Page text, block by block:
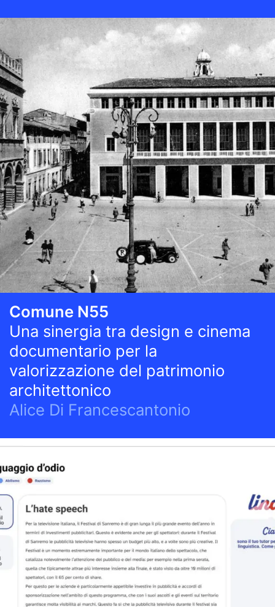
Comune N55
Una sinergia tra design e cinema
documentario per la
valorizzazione del patrimonio
architettonico
Alice Di Francescantonio